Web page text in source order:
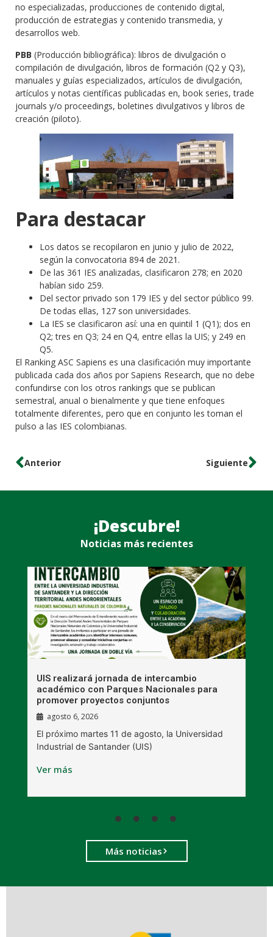
no especializadas, producciones de contenido digital,
producción de estrategias y contenido transmedia, y
desarrollos web.
PBB (Producción bibliográfica): libros de divulgación o
compilación de divulgación, libros de formación (Q2 y Q3),
manuales y guías especializados, artículos de divulgación,
artículos y notas científicas publicadas en, book series, trade
journals y/o proceedings, boletines divulgativos y libros de
creación (piloto).
Para destacar
Los datos se recopilaron en junio y julio de 2022,
según la convocatoria 894 de 2021.
De las 361 IES analizadas, clasificaron 278; en 2020
habían sido 259.
Del sector privado son 179 IES y del sector público 99.
De todas ellas, 127 son universidades.
La IES se clasificaron así: una en quintil 1 (Q1); dos en
Q2; tres en Q3; 24 en Q4, entre ellas la UIS; y 249 en
Q5.
El Ranking ASC Sapiens es una clasificación muy importante
publicada cada dos años por Sapiens Research, que no debe
confundirse con los otros rankings que se publican
semestral, anual o bienalmente y que tiene enfoques
totalmente diferentes, pero que en conjunto les toman el
pulso a las IES colombianas.
Anterior Siguiente
¡Descubre!
Noticias más recientes
UIS realizará jornada de intercambio
académico con Parques Nacionales para
promover proyectos conjuntos
agosto 6, 2026
El próximo martes 11 de agosto, la Universidad
Industrial de Santander (UIS)
Ver más
Más noticias